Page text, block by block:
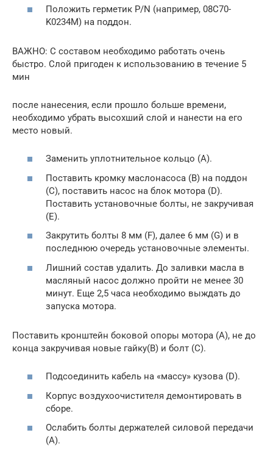
Положить герметик P/N (например, 08C70-
K0234M) на поддон.
ВАЖНО: С составом необходимо работать очень
быстро. Слой пригоден к использованию в течение 5
мин
после нанесения, если прошло больше времени,
необходимо убрать высохший слой и нанести на его
место новый.
Заменить уплотнительное кольцо (А).
Поставить кромку маслонасоса (В) на поддон
(С), поставить насос на блок мотора (D).
Поставить установочные болты, не закручивая
(Е).
Закрутить болты 8 мм (F), далее 6 мм (G) и в
последнюю очередь установочные элементы.
Лишний состав удалить. До заливки масла в
масляный насос должно пройти не менее 30
минут. Еще 2,5 часа необходимо выждать до
запуска мотора.
Поставить кронштейн боковой опоры мотора (A), не до
конца закручивая новые гайку(В) и болт (C).
Подсоединить кабель на «массу» кузова (D).
Корпус воздухоочистителя демонтировать в
сборе.
Ослабить болты держателей силовой передачи
(А).